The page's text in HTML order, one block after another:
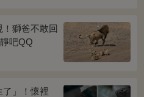
獅爸不敢回
吧QQ
了」！懷裡